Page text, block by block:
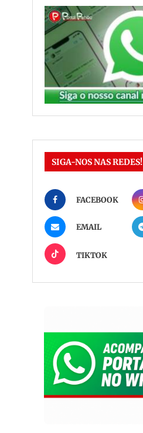
SIGA-NOS NAS REDES!
FACEBOOK
EMAIL
TIKTOK